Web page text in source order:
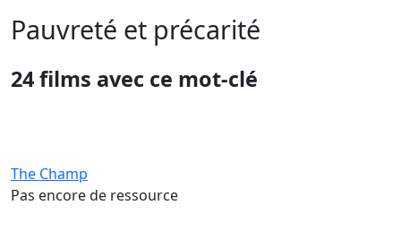
Pauvreté et précarité
24 films avec ce mot-clé
The Champ
Pas encore de ressource